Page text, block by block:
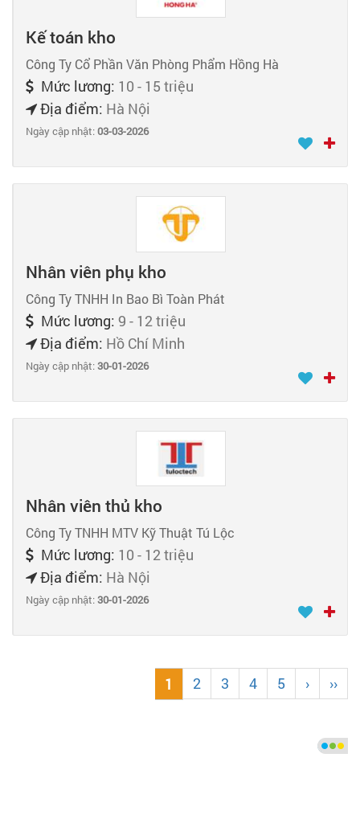
Kế toán kho
Công Ty Cổ Phần Văn Phòng Phẩm Hồng Hà
Mức lương: 10 - 15 triệu
Địa điểm: Hà Nội
Ngày cập nhật:03-03-2026
Nhân viên phụ kho
Công Ty TNHH In Bao Bì Toàn Phát
Mức lương: 9 - 12 triệu
Địa điểm: Hồ Chí Minh
Ngày cập nhật:30-01-2026
Nhân viên thủ kho
Công Ty TNHH MTV Kỹ Thuật Tú Lộc
Mức lương: 10 - 12 triệu
Địa điểm: Hà Nội
Ngày cập nhật:30-01-2026
1 2 3 4 5 › ››